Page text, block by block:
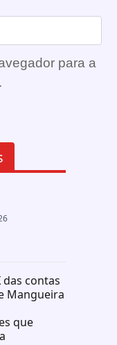
para a
das contas
Mangueira
que